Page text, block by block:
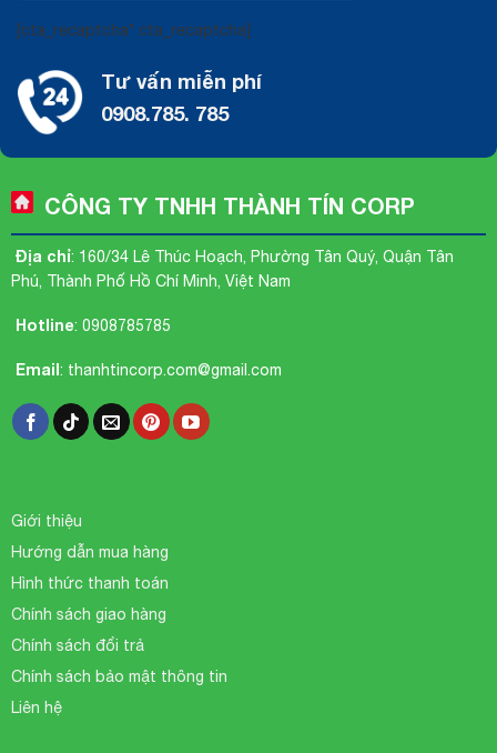
[cta_recaptcha* cta_recaptcha]
Tư vấn miễn phí
0908.785. 785
CÔNG TY TNHH THÀNH TÍN CORP
Địa chỉ: 160/34 Lê Thúc Hoạch, Phường Tân Quý, Quận Tân
Phú, Thành Phố Hồ Chí Minh, Việt Nam
Hotline: 0908785785
Email: thanhtincorp.com@gmail.com
Giới thiệu
Hướng dẫn mua hàng
Hình thức thanh toán
Chính sách giao hàng
Chính sách đổi trả
Chính sách bảo mật thông tin
Liên hệ